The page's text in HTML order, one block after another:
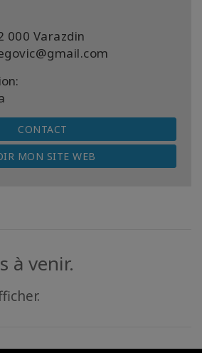
000 Varazdin
CONTACT
MON SITE WEB
à venir.